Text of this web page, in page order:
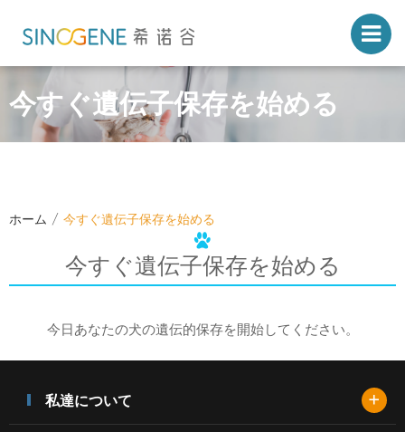
今すぐ遺伝子保存を始める
ホーム 今すぐ遺伝子保存を始める
今すぐ遺伝子保存を始める
今日あなたの犬の遺伝的保存を開始してください。
私達について +